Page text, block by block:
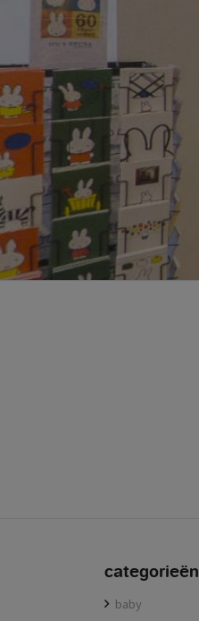
categorieën
baby